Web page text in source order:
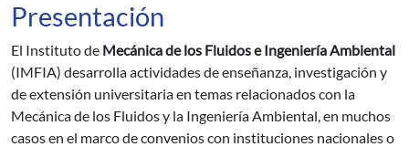
Presentación
El Instituto de Mecánica de los Fluidos e Ingeniería Ambiental
(IMFIA) desarrolla actividades de enseñanza, investigación y
de extensión universitaria en temas relacionados con la
Mecánica de los Fluidos y la Ingeniería Ambiental, en muchos
casos en el marco de convenios con instituciones nacionales o